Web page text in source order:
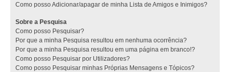
Como posso Adicionar/apagar de minha Lista de Amigos e Inimigos?
Sobre a Pesquisa
Como posso Pesquisar?
Por que a minha Pesquisa resultou em nenhuma ocorrência?
Por que a minha Pesquisa resultou em uma página em branco!?
Como posso Pesquisar por Utilizadores?
Como posso Pesquisar minhas Próprias Mensagens e Tópicos?